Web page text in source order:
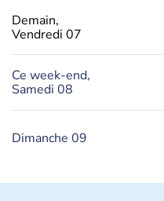
Demain,
Vendredi 07
Ce week-end,
Samedi 08
Dimanche 09